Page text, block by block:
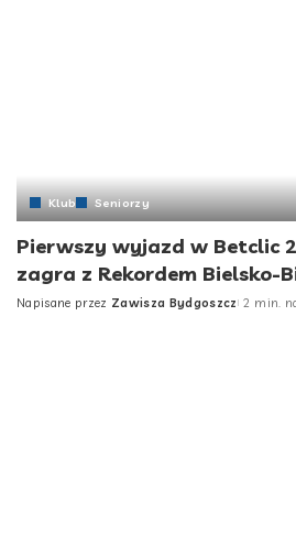
Klub Seniorzy
Pierwszy wyjazd w Betclic
zagra z Rekordem Bielsko-
Napisane przez Zawisza Bydgoszcz 2 min.